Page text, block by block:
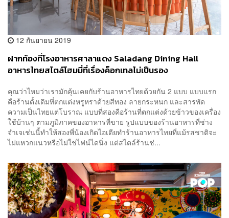
12 กันยายน 2019
ฝากท้องที่โรงอาหารศาลาแดง Saladang Dining Hall
อาหารไทยสไตล์โฮมมี่ที่เรื่องค็อกเทลไม่เป็นรอง
คุณว่าไหมว่าเรามักคุ้นเคยกับร้านอาหารไทยด้วยกัน 2 แบบ แบบแรก
คือร้านดั้งเดิมที่ตกแต่งหรูหราด้วยสีทอง ลายกระหนก และสารพัด
ความเป็นไทยแต่โบราณ แบบที่สองคือร้านที่ตกแต่งด้วยข้าวของเครื่อง
ใช้บ้านๆ ตามภูมิภาคของอาหารที่ขาย รูปแบบของร้านอาหารที่ช่าง
จำเจเช่นนี้ทำให้สองพี่น้องเกิดไอเดียทำร้านอาหารไทยที่แม้รสชาติจะ
ไม่แหวกแนวหรือไม่ใช่ไฟน์ไดนิ่ง แต่สไตล์ร้านช่...